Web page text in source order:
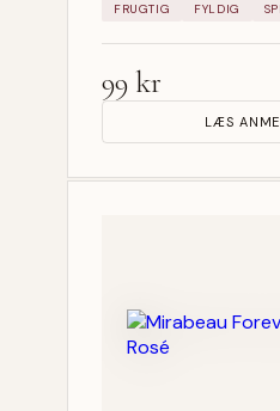
FRUGTIG FYLDIG
99 kr
LÆS